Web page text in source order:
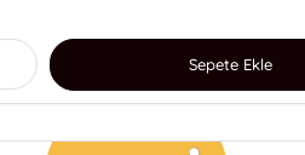
Sepete Ekle